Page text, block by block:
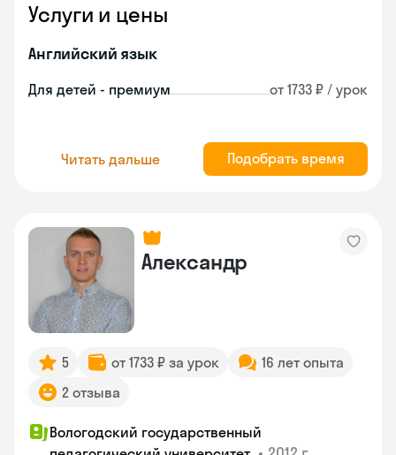
Услуги и цены
Английский язык
Для детей - премиум от 1733 ₽ / урок
Читать дальше Подобрать время
Александр
5 от 1733 ₽ за урок
16 лет опыта
2 отзыва
Вологодский государственный